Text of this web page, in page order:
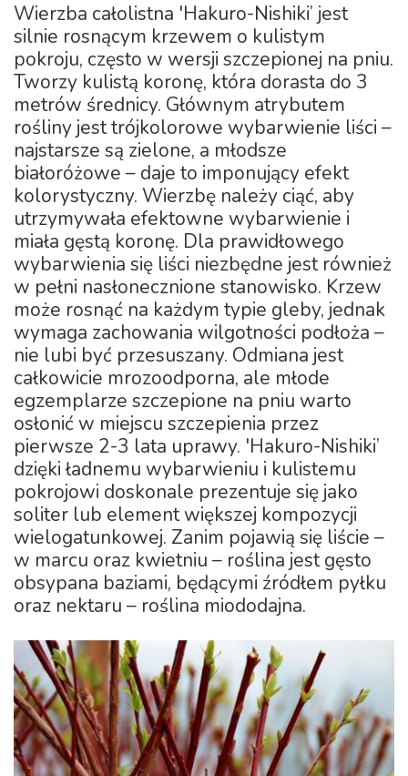
Wierzba całolistna 'Hakuro-Nishiki’ jest
silnie rosnącym krzewem o kulistym
pokroju, często w wersji szczepionej na pniu.
Tworzy kulistą koronę, która dorasta do 3
metrów średnicy. Głównym atrybutem
rośliny jest trójkolorowe wybarwienie liści –
najstarsze są zielone, a młodsze
białoróżowe – daje to imponujący efekt
kolorystyczny. Wierzbę należy ciąć, aby
utrzymywała efektowne wybarwienie i
miała gęstą koronę. Dla prawidłowego
wybarwienia się liści niezbędne jest również
w pełni nasłonecznione stanowisko. Krzew
może rosnąć na każdym typie gleby, jednak
wymaga zachowania wilgotności podłoża –
nie lubi być przesuszany. Odmiana jest
całkowicie mrozoodporna, ale młode
egzemplarze szczepione na pniu warto
osłonić w miejscu szczepienia przez
pierwsze 2-3 lata uprawy. 'Hakuro-Nishiki’
dzięki ładnemu wybarwieniu i kulistemu
pokrojowi doskonale prezentuje się jako
soliter lub element większej kompozycji
wielogatunkowej. Zanim pojawią się liście –
w marcu oraz kwietniu – roślina jest gęsto
obsypana baziami, będącymi źródłem pyłku
oraz nektaru – roślina miododajna.